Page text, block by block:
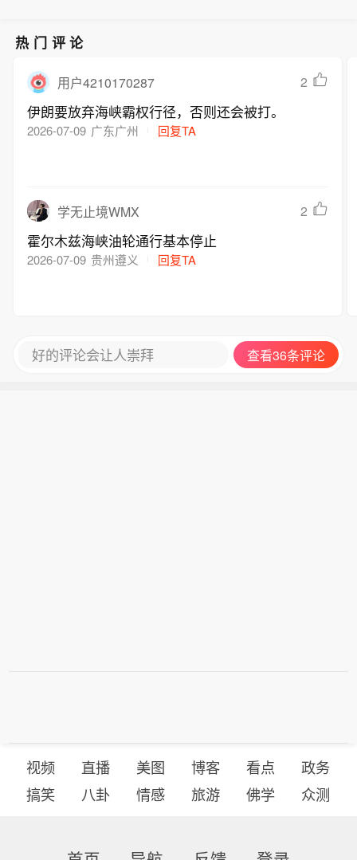
热门评论
用户4210170287 2
伊朗要放弃海峡霸权行径，否则还会被打。
2026-07-09 广东广州 回复TA
学无止境WMX 2
霍尔木兹海峡油轮通行基本停止
2026-07-09 贵州遵义 回复TA
好的评论会让人崇拜 查看36条评论
视频 直播 美图 博客 看点
政务
搞笑
八卦 情感 旅游 佛学 众测